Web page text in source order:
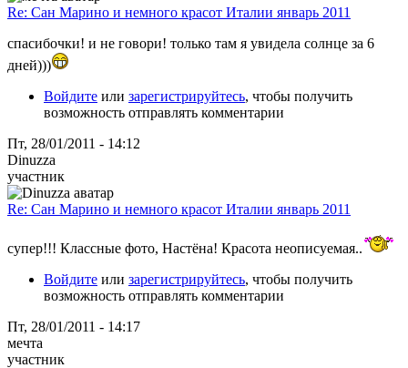
Re: Сан Марино и немного красот Италии январь 2011
спасибочки! и не говори! только там я увидела солнце за 6
дней)))
Войдите или зарегистрируйтесь, чтобы получить
возможность отправлять комментарии
Пт, 28/01/2011 - 14:12
Dinuzza
участник
Re: Сан Марино и немного красот Италии январь 2011
супер!!! Классные фото, Настёна! Красота неописуемая..
Войдите или зарегистрируйтесь, чтобы получить
возможность отправлять комментарии
Пт, 28/01/2011 - 14:17
мечта
участник